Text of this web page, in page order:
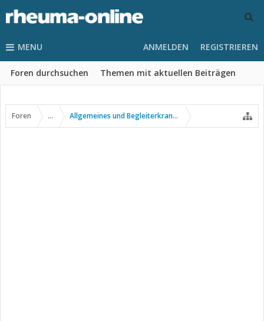
MENU
Foren durchsuchen Themen mit aktuellen Beiträgen
ANMELDEN REGISTRIEREN
Foren ... Allgemeines und Begleiterkrankungen